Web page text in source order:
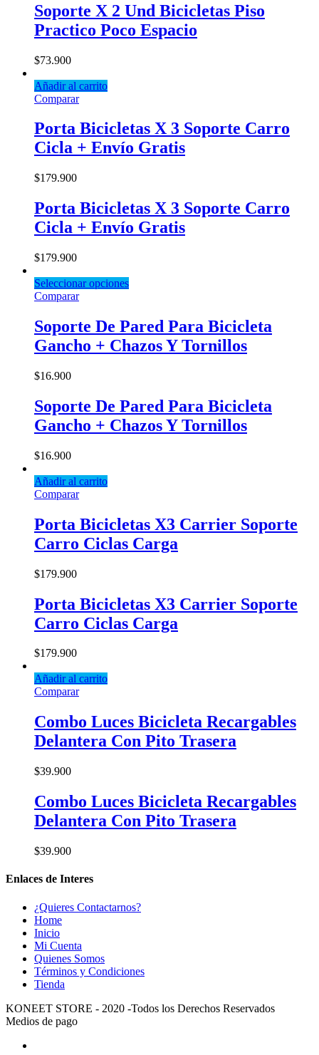
Soporte X 2 Und Bicicletas Piso
Practico Poco Espacio
$73.900
Añadir al carrito
Comparar
Porta Bicicletas X 3 Soporte Carro
Cicla + Envío Gratis
$179.900
Porta Bicicletas X 3 Soporte Carro
Cicla + Envío Gratis
$179.900
Seleccionar opciones
Comparar
Soporte De Pared Para Bicicleta
Gancho + Chazos Y Tornillos
$16.900
Soporte De Pared Para Bicicleta
Gancho + Chazos Y Tornillos
$16.900
Añadir al carrito
Comparar
Porta Bicicletas X3 Carrier Soporte
Carro Ciclas Carga
$179.900
Porta Bicicletas X3 Carrier Soporte
Carro Ciclas Carga
$179.900
Añadir al carrito
Comparar
Combo Luces Bicicleta Recargables
Delantera Con Pito Trasera
$39.900
Combo Luces Bicicleta Recargables
Delantera Con Pito Trasera
$39.900
Enlaces de Interes
¿Quieres Contactarnos?
Home
Inicio
Mi Cuenta
Quienes Somos
Términos y Condiciones
Tienda
KONEET STORE - 2020 -Todos los Derechos Reservados
Medios de pago